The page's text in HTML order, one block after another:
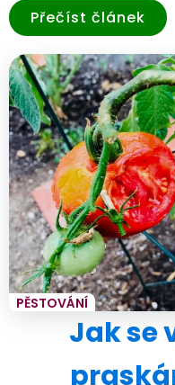
Přečíst článek
PĚSTOVÁNÍ
Jak se